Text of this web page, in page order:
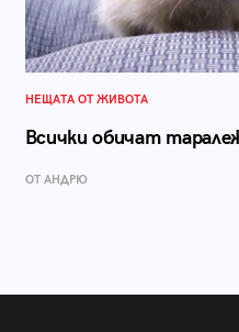
НЕЩАТА ОТ ЖИВОТА
Всички обичат
ОТ АНДРЮ